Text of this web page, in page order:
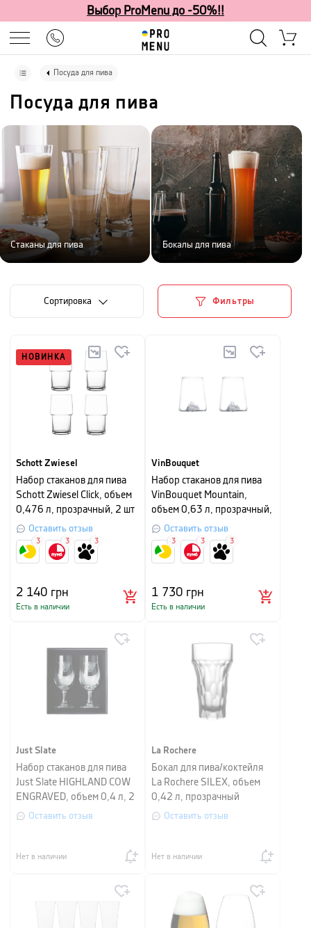
Выбор ProMenu до -50%!!
Посуда для пива
Посуда для пива
Стаканы для пива Бокалы для пива
Cортировка Фильтры
НОВИНКА
Schott Zwiesel
Набор стаканов для пива
Schott Zwiesel Click, объем
0,476 л, прозрачный, 2 шт
Оставить отзыв
2 140 грн
Есть в наличии
3 3 3
VinBouquet
Набор стаканов для пива
VinBouquet Mountain,
объем 0,63 л, прозрачный,
2 штОставить отзыв
1 730 грн
Есть в наличии
3 3 3
Just Slate
Набор стаканов для пива
Just Slate HIGHLAND COW
ENGRAVED, объем 0,4 л, 2
штукиОставить отзыв
Нет в наличии
La Rochere
Бокал для пива/коктейля
La Rochere SILEX, объем
0,42 л, прозрачный
Оставить отзыв
Нет в наличии